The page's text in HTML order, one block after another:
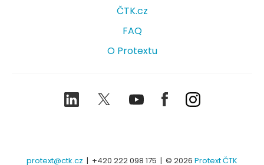
ČTK.cz
FAQ
O Protextu
LinkedIn TwitterYoutubeFacebookInstagram
protext@ctk.cz | +420 222 098 175 | © 2026 Protext ČTK